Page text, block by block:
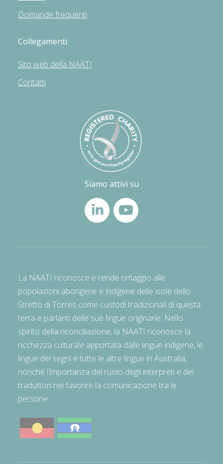
Domande frequenti
Collegamenti
Sito web della NAATI
Contatti
Siamo attivi su
La NAATI riconosce e rende omaggio alle
popolazioni aborigene e indigene delle isole dello
Stretto di Torres come custodi tradizionali di questa
terra e parlanti delle sue lingue originarie. Nello
spirito della riconciliazione, la NAATI riconosce la
ricchezza culturale apportata dalle lingue indigene, le
lingue dei segni e tutte le altre lingue in Australia,
nonché l’importanza del ruolo degli interpreti e dei
traduttori nel favorire la comunicazione tra le
persone.